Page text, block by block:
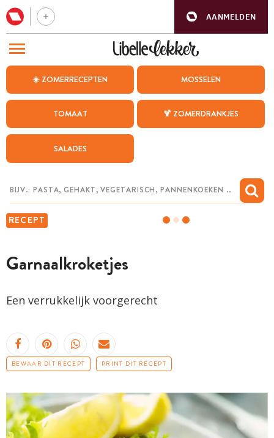
AANMELDEN
☀️ ZOMERRECEPTEN MOSSELEN
TOMAAT 🍹 ZOMERDRANKJES
SALADES
RECEPT
Garnaalkroketjes
Een verrukkelijk voorgerecht
BEWAAR DIT RECEPT PRINT DIT RECEPT
BEZOEK ONZE ANDERE WEBSITES
WEEKMENU
CHAT MET MAIA
MIJN BEWAARDE RECEPTEN